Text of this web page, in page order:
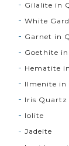
Gilalite in
White
Garnet in
Goethite
Hematite
Ilmenite in
Iris Quartz
Iolite
Jadeite